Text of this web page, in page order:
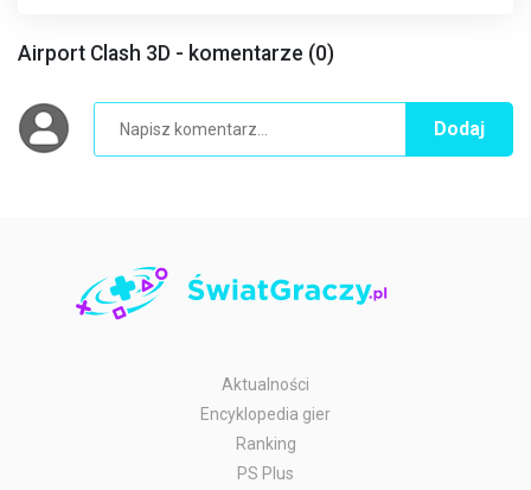
Airport Clash 3D - komentarze (0)
Dodaj
Aktualności
Encyklopedia gier
Ranking
PS Plus